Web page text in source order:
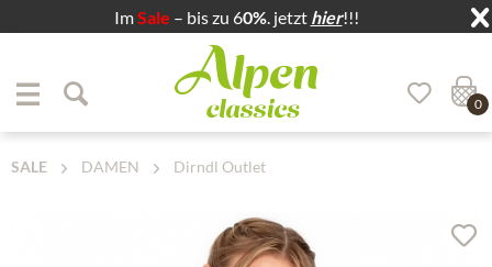
ImSale – bis zu 60%. jetzt hier!!!
Zum Hauptbereich springen
0
SALE DAMEN Dirndl Outlet